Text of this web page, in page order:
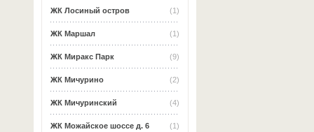
(1)
ЖК Лосиный остров
(1)
ЖК Маршал
(9)
ЖК Миракс Парк
(2)
ЖК Мичурино
(4)
ЖК Мичуринский
(1)
ЖК Можайское шоссе д. 6